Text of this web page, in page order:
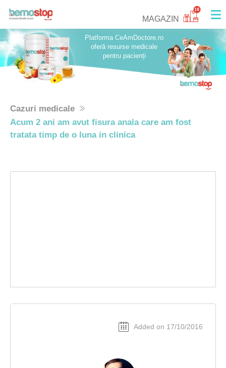
MAGAZIN
18
Platforma CeAmDoctore.ro
oferă resurse medicale
pentru pacienți
Cazuri medicale
Acum 2 ani am avut fisura anala care am fost
tratata timp de o luna in clinica
Added on 17/10/2016